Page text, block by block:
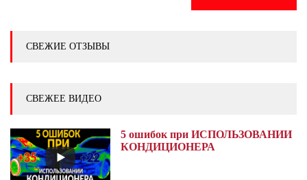
СВЕЖИЕ ОТЗЫВЫ
СВЕЖЕЕ ВИДЕО
5 ошибок при ИСПОЛЬЗОВАНИИ
КОНДИЦИОНЕРА